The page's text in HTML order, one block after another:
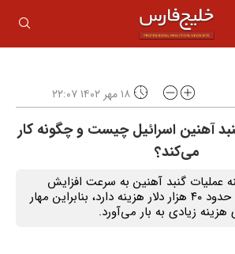
۱۸ مهر ۱۴۰۲ ۲۲:۰۷
آهنین اسرائیل چیست و چگونه کار
می‌کند؟
عملیات گنبد آهنین به سرعت افزایش
می‌یابد. هر موشک حدود ۴۰ هزار دلار هزینه دارد، بنابراین مهار
زیادی به بار می‌آورد.